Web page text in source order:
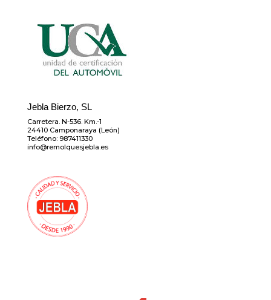
Jebla Bierzo, SL
Carretera. N-536. Km.-1
24410 Camponaraya (León)
Teléfono: 987411330
info@remolquesjebla.es